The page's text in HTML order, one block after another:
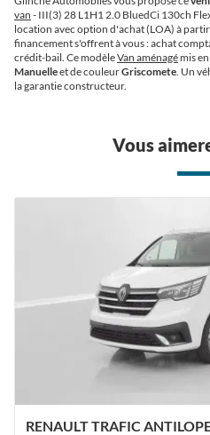
van - III(3) 28 L1H1 2.0 BluedCi 130ch
location avec option d'achat (LOA) à
financement s'offrent à vous : achat
crédit-bail. Ce modèleVan aménagémis
Manuelleet de couleurGriscomete. Un
la garantie constructeur.
Vous
RENAULT TRAFIC